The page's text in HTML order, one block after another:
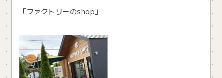
「ファクトリーのshop」